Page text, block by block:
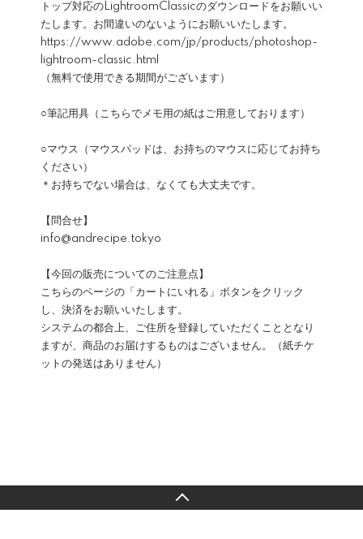
トップ対応のLightroomClassicのダウンロードをお願いい
たします。お間違いのないようにお願いいたします。
https://www.adobe.com/jp/products/photoshop-
lightroom-classic.html
（無料で使用できる期間がございます）
○筆記用具（こちらでメモ用の紙はご用意しております）
○マウス（マウスパッドは、お持ちのマウスに応じてお持ち
ください）
＊お持ちでない場合は、なくても大丈夫です。
【問合せ】
info@andrecipe.tokyo
【今回の販売についてのご注意点】
こちらのページの「カートにいれる」ボタンをクリック
し、決済をお願いいたします。
システムの都合上、ご住所を登録していただくこととなり
ますが、商品のお届けするものはございません。（紙チケ
ットの発送はありません）